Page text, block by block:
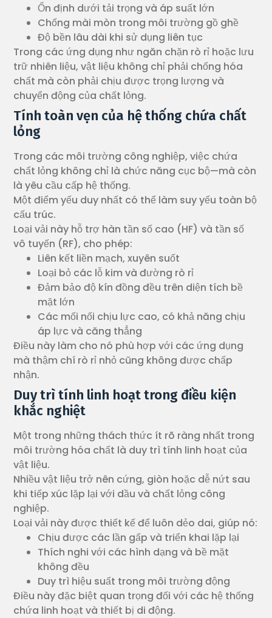
Ổn định dưới tải trọng và áp suất lớn
Chống mài mòn trong môi trường gồ ghề
Độ bền lâu dài khi sử dụng liên tục
Trong các ứng dụng như ngăn chặn rò rỉ hoặc lưu
trữ nhiên liệu, vật liệu không chỉ phải chống hóa
chất mà còn phải chịu được trọng lượng và
chuyển động của chất lỏng.
Tính toàn vẹn của hệ thống chứa chất
lỏng
Trong các môi trường công nghiệp, việc chứa
chất lỏng không chỉ là chức năng cục bộ—mà còn
là yêu cầu cấp hệ thống.
Một điểm yếu duy nhất có thể làm suy yếu toàn bộ
cấu trúc.
Loại vải này hỗ trợ hàn tần số cao (HF) và tần số
vô tuyến (RF), cho phép:
Liên kết liền mạch, xuyên suốt
Loại bỏ các lỗ kim và đường rò rỉ
Đảm bảo độ kín đồng đều trên diện tích bề
mặt lớn
Các mối nối chịu lực cao, có khả năng chịu
áp lực và căng thẳng
Điều này làm cho nó phù hợp với các ứng dụng
mà thậm chí rò rỉ nhỏ cũng không được chấp
nhận.
Duy trì tính linh hoạt trong điều kiện
khắc nghiệt
Một trong những thách thức ít rõ ràng nhất trong
môi trường hóa chất là duy trì tính linh hoạt của
vật liệu.
Nhiều vật liệu trở nên cứng, giòn hoặc dễ nứt sau
khi tiếp xúc lặp lại với dầu và chất lỏng công
nghiệp.
Loại vải này được thiết kế để luôn dẻo dai, giúp nó:
Chịu được các lần gấp và triển khai lặp lại
Thích nghi với các hình dạng và bề mặt
không đều
Duy trì hiệu suất trong môi trường động
Điều này đặc biệt quan trọng đối với các hệ thống
chứa linh hoạt và thiết bị di động.